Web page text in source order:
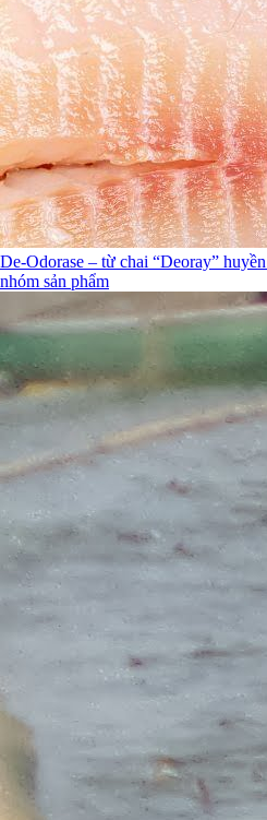
De-Odorase – từ chai “Deoray”
nhóm sản phẩm